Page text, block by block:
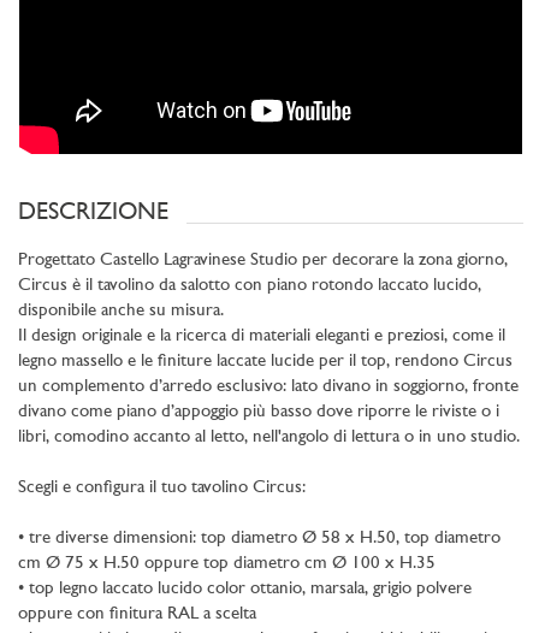
DESCRIZIONE
Progettato Castello Lagravinese Studio per decorare la zona giorno,
Circus è il tavolino da salotto con piano rotondo laccato lucido,
disponibile anche su misura.
Il design originale e la ricerca di materiali eleganti e preziosi, come il
legno massello e le finiture laccate lucide per il top, rendono Circus
un complemento d’arredo esclusivo: lato divano in soggiorno, fronte
divano come piano d’appoggio più basso dove riporre le riviste o i
libri, comodino accanto al letto, nell'angolo di lettura o in uno studio.
Scegli e configura il tuo tavolino Circus:
• tre diverse dimensioni: top diametro Ø 58 x H.50, top diametro
cm Ø 75 x H.50 oppure top diametro cm Ø 100 x H.35
• top legno laccato lucido color ottanio, marsala, grigio polvere
oppure con finitura RAL a scelta